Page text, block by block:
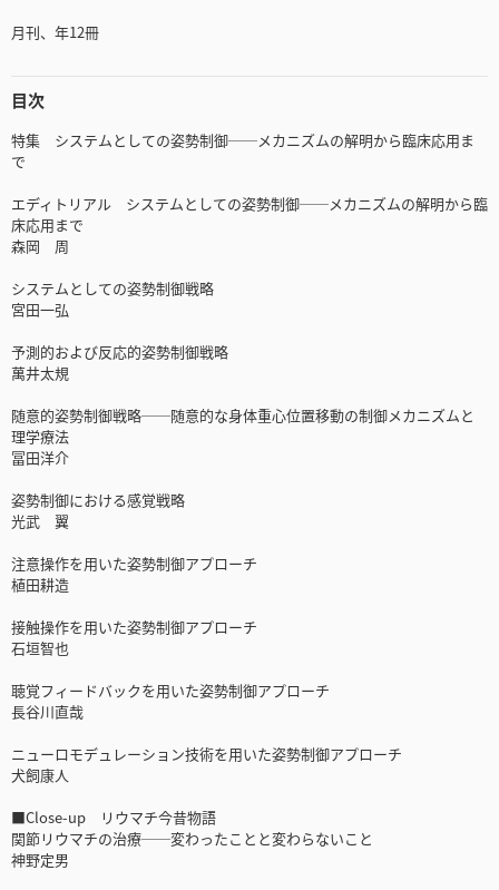
月刊、年12冊
目次
特集 システムとしての姿勢制御──メカニズムの解明から臨床応用ま
で
エディトリアル システムとしての姿勢制御──メカニズムの解明から臨
床応用まで
森岡 周
システムとしての姿勢制御戦略
宮田一弘
予測的および反応的姿勢制御戦略
萬井太規
随意的姿勢制御戦略──随意的な身体重心位置移動の制御メカニズムと
理学療法
冨田洋介
姿勢制御における感覚戦略
光武 翼
注意操作を用いた姿勢制御アプローチ
植田耕造
接触操作を用いた姿勢制御アプローチ
石垣智也
聴覚フィードバックを用いた姿勢制御アプローチ
長谷川直哉
ニューロモデュレーション技術を用いた姿勢制御アプローチ
犬飼康人
■Close-up リウマチ今昔物語
関節リウマチの治療──変わったことと変わらないこと
神野定男